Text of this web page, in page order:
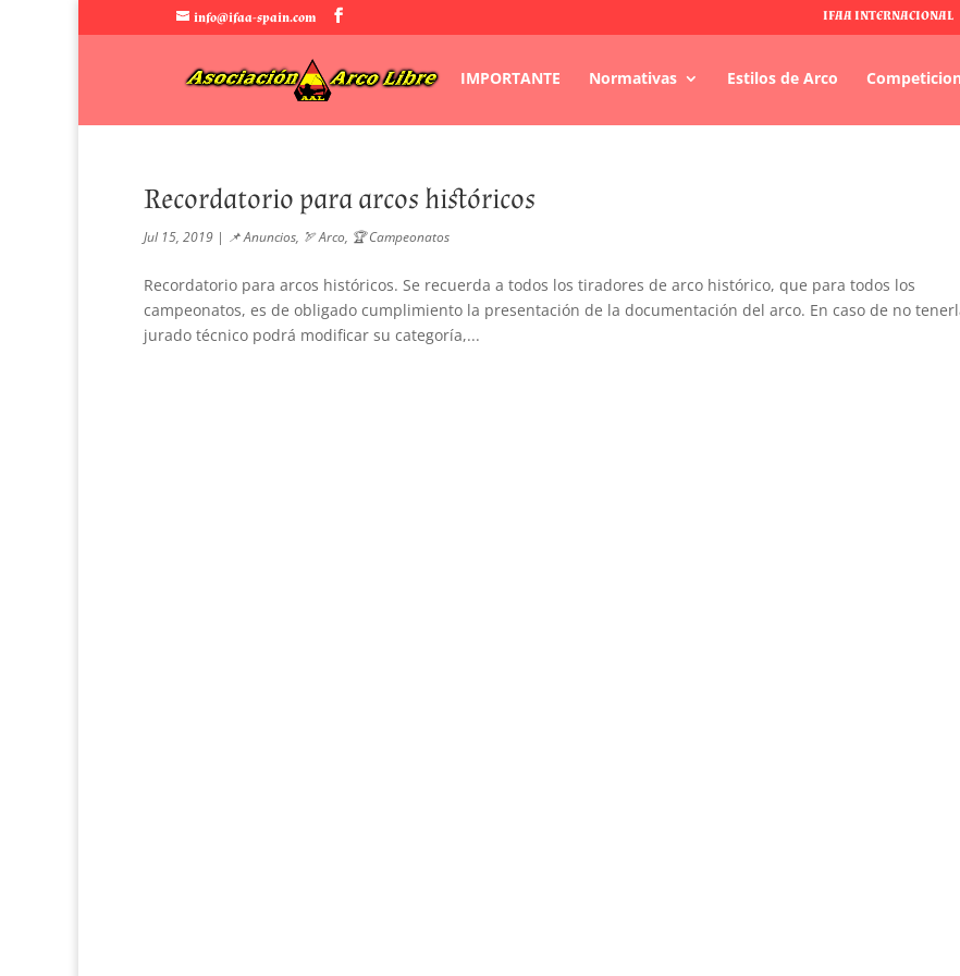
info@ifaa-spain.com IFAA INTERNACIONAL
IMPORTANTE Normativas Estilos de Arco
Recordatorio para arcos históricos
Jul 15, 2019 | 📌 Anuncios, 🏹 Arco, 🏆 Campeonatos
Recordatorio para arcos históricos. Se recuerda a todos los tiradores de arco histórico, que para todos los
campeonatos, es de obligado cumplimiento la presentación de la documentación del arco. En caso de no
jurado técnico podrá modificar su categoría,...